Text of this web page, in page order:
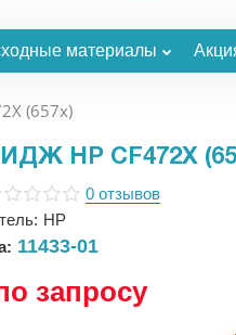
материалы
(657x)
HP CF472X
0 отзывов
HP
11433-01
запросу